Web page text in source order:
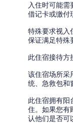
入住时可能需
借记卡或缴付
特殊要求视入
保证满足特殊
此住宿接待方
该住宿场所采
统、急救包和
此住宿拥有阳
住。如果您有
认他们是否可